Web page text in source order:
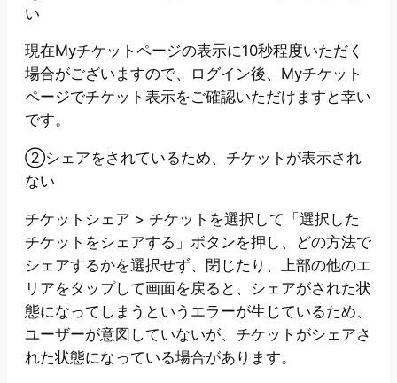
い
現在Myチケットページの表示に10秒程度いただく
場合がございますので、ログイン後、Myチケット
ページでチケット表示をご確認いただけますと幸い
です。
②シェアをされているため、チケットが表示され
ない
チケットシェア > チケットを選択して「選択した
チケットをシェアする」ボタンを押し、どの方法で
シェアするかを選択せず、閉じたり、上部の他のエ
リアをタップして画面を戻ると、シェアがされた状
態になってしまうというエラーが生じているため、
ユーザーが意図していないが、チケットがシェアさ
れた状態になっている場合があります。